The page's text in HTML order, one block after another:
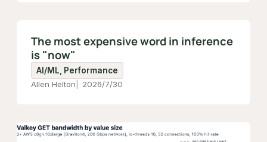
The most expensive word in inference
is "now"
AI/ML, Performance
Allen Helton
2026/7/30